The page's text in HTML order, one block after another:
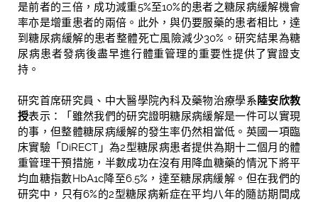
是前者的三倍，成功減重5%至10%的患者之糖尿病緩解機會
率亦是增重患者的兩倍。此外，與仍要服藥的患者相比，達
到糖尿病緩解的患者整體死亡風險減少30%。研究結果為糖
尿病患者發病後盡早進行體重管理的重要性提供了實證支
持。
研究首席研究員、中大醫學院內科及藥物治療學系 陸安欣教
授表示：「雖然我們的研究證明糖尿病緩解是一件可以實現
的事，但整體糖尿病緩解的發生率仍然相當低。英國一項臨
床實驗「DiRECT」為2型糖尿病患者提供為期十二個月的體
重管理干預措施，半數成功在沒有用降血糖藥的情況下將平
均血糖指數HbA1c降至6.5%，達至糖尿病緩解。但在我們的
研究中，只有6%的2型糖尿病新症在平均八年的隨訪期間成